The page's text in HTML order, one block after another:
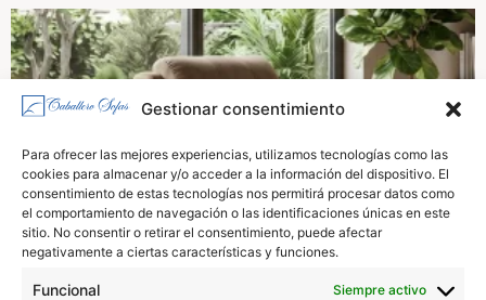
Gestionar consentimiento
Para ofrecer las mejores experiencias, utilizamos tecnologías como las
cookies para almacenar y/o acceder a la información del dispositivo. El
consentimiento de estas tecnologías nos permitirá procesar datos como
el comportamiento de navegación o las identificaciones únicas en este
sitio. No consentir o retirar el consentimiento, puede afectar
negativamente a ciertas características y funciones.
Funcional Siempre activo